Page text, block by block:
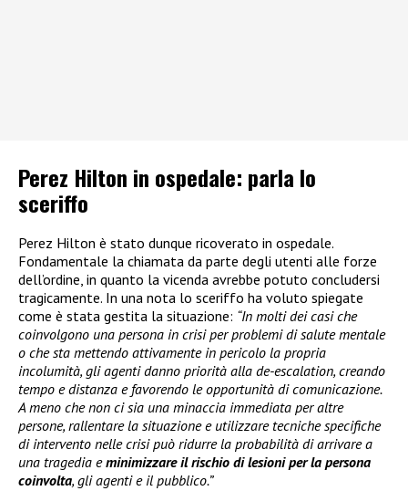
Perez Hilton in ospedale: parla lo
sceriffo
Perez Hilton è stato dunque ricoverato in ospedale.
Fondamentale la chiamata da parte degli utenti alle forze
dell’ordine, in quanto la vicenda avrebbe potuto concludersi
tragicamente. In una nota lo sceriffo ha voluto spiegate
come è stata gestita la situazione: “In molti dei casi che
coinvolgono una persona in crisi per problemi di salute mentale
o che sta mettendo attivamente in pericolo la propria
incolumità, gli agenti danno priorità alla de-escalation, creando
tempo e distanza e favorendo le opportunità di comunicazione.
A meno che non ci sia una minaccia immediata per altre
persone, rallentare la situazione e utilizzare tecniche specifiche
di intervento nelle crisi può ridurre la probabilità di arrivare a
una tragedia eminimizzare il rischio di lesioni per la persona
coinvolta, gli agenti e il pubblico.”